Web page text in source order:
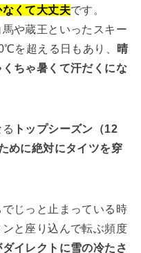
くて大丈夫です。
や蔵王といったスキー
を超える日もあり、
晴
ちゃ暑くて汗だくにな
トップシーズン（12
めに絶対にタイツを穿
じっと止まっている時
と座り込んで転ぶ頻度
イレクトに雪の冷たさ